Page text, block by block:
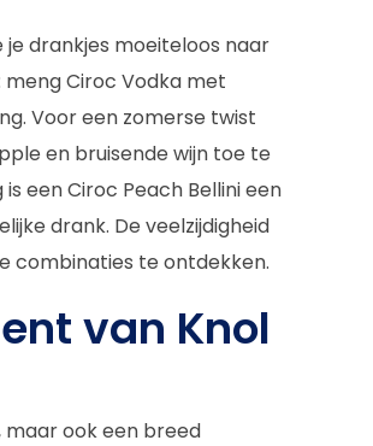
drankjes moeiteloos naar
Ciroc Vodka met
Voor een zomerse twist
en bruisende wijn toe te
een Ciroc Peach Bellini een
drank. De veelzijdigheid
combinaties te ontdekken.
van Knol
maar ook een breed